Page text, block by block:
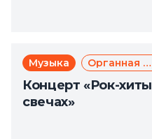
Музыка Органная музыка
Концерт «Рок-
свечах»